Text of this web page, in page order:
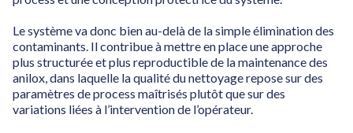
Le système va donc bien au-delà de la simple élimination des
contaminants. Il contribue à mettre en place une approche
plus structurée et plus reproductible de la maintenance des
anilox, dans laquelle la qualité du nettoyage repose sur des
paramètres de process maîtrisés plutôt que sur des
variations liées à l’intervention de l’opérateur.